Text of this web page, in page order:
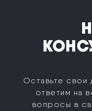
Оставьте свои
ответим на
вопросы в